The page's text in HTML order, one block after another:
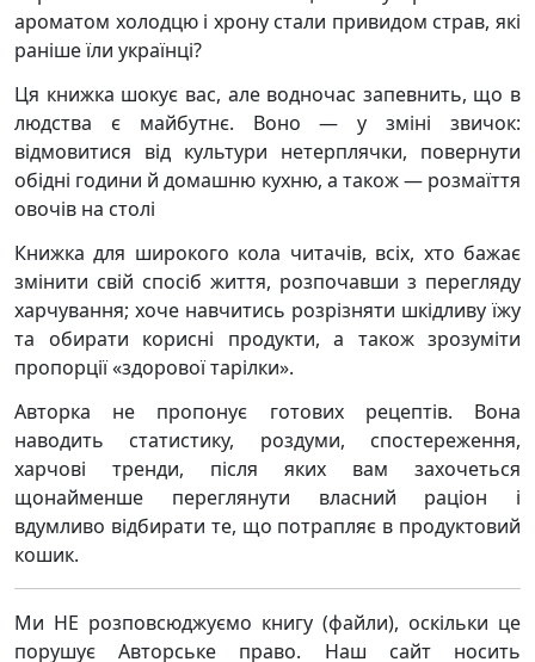
ароматом холодцю і хрону стали привидом страв, які
раніше їли українці?
Ця книжка шокує вас, але водночас запевнить, що в
людства є майбутнє. Воно — у зміні звичок:
відмовитися від культури нетерплячки, повернути
обідні години й домашню кухню, а також — розмаїття
овочів на столі
Книжка для широкого кола читачів, всіх, хто бажає
змінити свій спосіб життя, розпочавши з перегляду
харчування; хоче навчитись розрізняти шкідливу їжу
та обирати корисні продукти, а також зрозуміти
пропорції «здорової тарілки».
Авторка не пропонує готових рецептів. Вона
наводить статистику, роздуми, спостереження,
харчові тренди, після яких вам захочеться
щонайменше переглянути власний раціон і
вдумливо відбирати те, що потрапляє в продуктовий
кошик.
Ми НЕ розповсюджуємо книгу (файли), оскільки це
порушує Авторське право. Наш сайт носить